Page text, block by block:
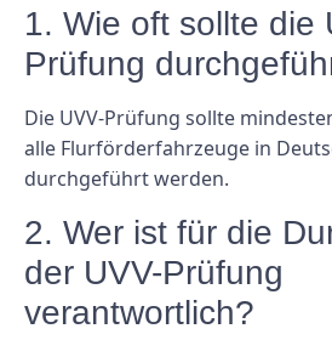
1. Wie oft sollte die
Prüfung
Die UVV-Prüfung sollte
alle Flurförderfahrzeuge in
durchgeführt werden.
2. Wer ist für die
der UVV-Prüfung
verantwortlich?